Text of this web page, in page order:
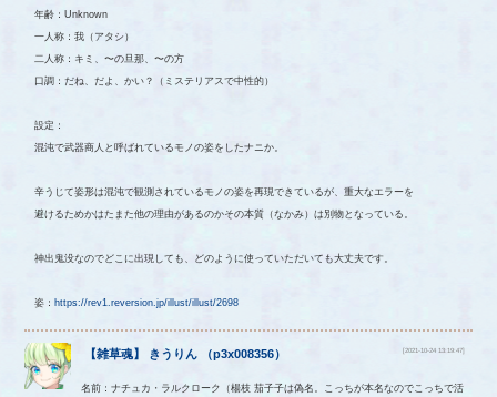
年齢：Unknown
一人称：我（アタシ）
二人称：キミ、〜の旦那、〜の方
口調：だね、だよ、かい？（ミステリアスで中性的）
設定：
混沌で武器商人と呼ばれているモノの姿をしたナニか。
辛うじて姿形は混沌で観測されているモノの姿を再現できているが、重大なエラーを
避けるためかはたまた他の理由があるのかその本質（なかみ）は別物となっている。
神出鬼没なのでどこに出現しても、どのように使っていただいても大丈夫です。
姿： https://rev1.reversion.jp/illust/illust/2698
【雑草魂】 きうりん （p3x008356） [2021-10-24 13:19:47]
名前：ナチュカ・ラルクローク（楊枝 茄子子は偽名。こっちが本名なのでこっちで活